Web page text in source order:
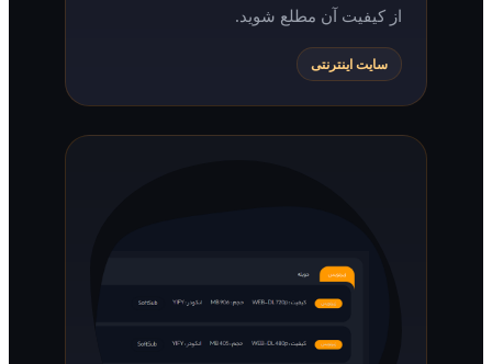
از کیفیت آن مطلع شوید.
سایت اینترنتی